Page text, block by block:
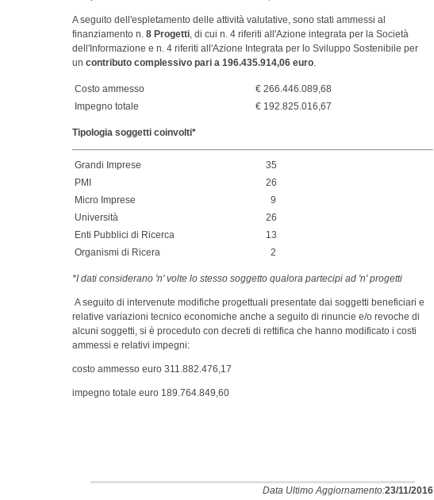
A seguito dell'espletamento delle attività valutative, sono stati ammessi al
finanziamento n. 8 Progetti , di cui n. 4 riferiti all'Azione integrata per la Società
dell'Informazione e n. 4 riferiti all'Azione Integrata per lo Sviluppo Sostenibile per
un contributo complessivo pari a 196.435.914,06 euro
Costo ammesso
€ 266.446.089,68
Impegno totale
€ 192.825.016,67
Tipologia soggetti coinvolti*
Grandi Imprese
35
PMI
26
Micro Imprese
9
Università
26
Enti Pubblici di Ricerca
13
Organismi di Ricera
2
*I dati considerano 'n' volte lo stesso soggetto qualora partecipi ad 'n' progetti
A seguito di intervenute modifiche progettuali presentate dai soggetti beneficiari e
relative variazioni tecnico economiche anche a seguito di rinuncie e/o revoche di
alcuni soggetti, si è proceduto con decreti di rettifica che hanno modificato i costi
ammessi e relativi impegni:
costo ammesso euro 311.882.476,17
impegno totale euro 189.764.849,60
Data Ultimo Aggiornamento:23/11/2016